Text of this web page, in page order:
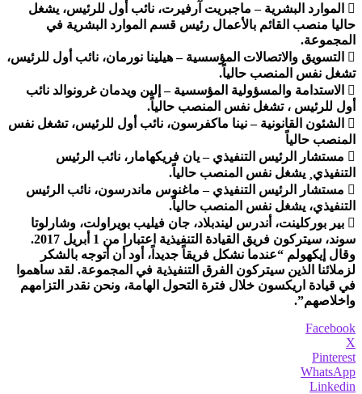
 الموارد البشرية – ماجبريت آرفيرت، نائب أول للرئيس، يشغل
حاليا منصب القائم بالأعمال رئيس قسم الموارد البشرية في
المجموعة.
 التسويق والاتصالات المؤسسية – هيلينا نورمان، نائب أول للرئيس،
تشغل نفس المنصب حالياً.
 الاستدامة والمسؤولية المؤسسية – إلين ويدمان غرونوالد نائب
أول للرئيس ، تشغل نفس المنصب حالياً.
 الشئون القانونية – نينا ماكفرسون، نائب أول للرئيس، تشغل نفس
المنصب حالياً
 مستشار الرئيس التنفيذي – يان فريكهامار، نائب الرئيس
التنفيذي¸ يشغل نفس المنصب حالياً.
 مستشار الرئيس التنفيذي – ماغنوس ماندرسون، نائب الرئيس
التنفيذي، يشغل نفس المنصب حالياً.
 بير بوركلينت، أندرس ليندبلاد، جان فيليب بويراولت، وشارلوتا
سوند، سيتركون فريق القيادة التنفيذية اعتبارا من 1 أبريل 2017.
وقال إيكهولم “عندما نشكل فريقاً جديداً، أود أن أتوجه بالشكر
لزملائنا الذين سيتركون الفرق التنفيذية في المجموعة. لقد ساهموا
في قيادة اريكسون خلال فترة التحول الهامة، ونحن نقدر التزامهم
واخلاصهم”.
Facebook
X
Pinterest
WhatsApp
Linkedin